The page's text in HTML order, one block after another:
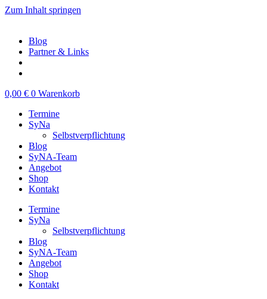
Zum Inhalt springen
Blog
Partner & Links
0,00 € 0 Warenkorb
Termine
SyNa
Selbstverpflichtung
Blog
SyNA-Team
Angebot
Shop
Kontakt
Termine
SyNa
Selbstverpflichtung
Blog
SyNA-Team
Angebot
Shop
Kontakt